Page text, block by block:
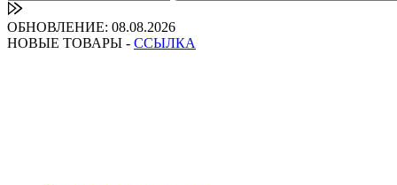
ОБНОВЛЕНИЕ: 08.08.2026
НОВЫЕ ТОВАРЫ - ССЫЛКА